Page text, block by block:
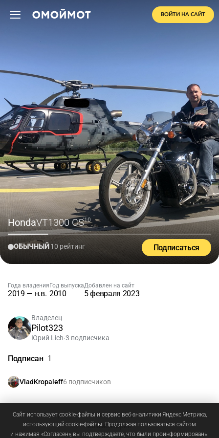
ВОЙТИ НА САЙТ
HondaVT1300 CS'10
ОБЫЧНЫЙ10 рейтинг Подписаться
Года владения
2019 — н.в.
Год выпуска
2010
Добавлен на сайт
5 февраля 2023
Владелец
Pilot323
Юрий Lich•3 подписчика
Подписан 1
VladKropaleff6 подписчиков
Зарегистрируйтесьиливойдите, чтобы добавлять
комментарии
Сайт использует cookie-файлы и сервис веб-аналитики Яндекс.Метрика,
использующий cookie-файлы. Продолжая пользоваться сайтом
и нажимая «Согласен», вы подтверждаете, что были проинформированы